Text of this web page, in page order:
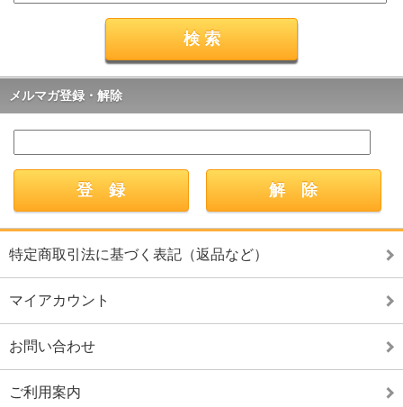
メルマガ登録・解除
特定商取引法に基づく表記（返品など）
マイアカウント
お問い合わせ
ご利用案内